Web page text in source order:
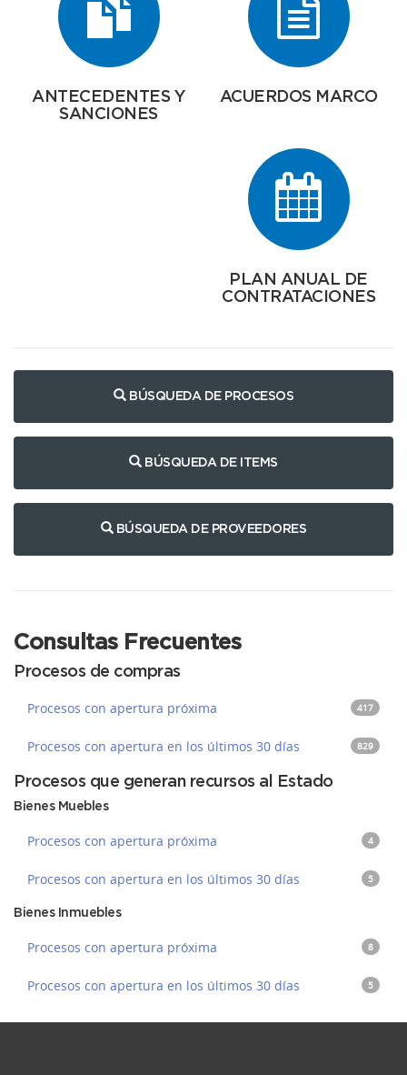
ANTECEDENTES Y
SANCIONES
ACUERDOS MARCO
PLAN ANUAL DE
CONTRATACIONES
BÚSQUEDA DE PROCESOS
BÚSQUEDA DE ITEMS
BÚSQUEDA DE PROVEEDORES
Consultas Frecuentes
Procesos de compras
Procesos con apertura próxima 417
Procesos con apertura en los últimos 30 días 829
Procesos que generan recursos al Estado
Bienes Muebles
Procesos con apertura próxima 4
Procesos con apertura en los últimos 30 días 5
Bienes Inmuebles
Procesos con apertura próxima 8
Procesos con apertura en los últimos 30 días 5